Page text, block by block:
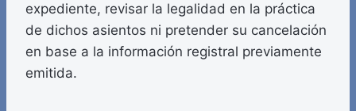
expediente, revisar la legalidad en la práctica
de dichos asientos ni pretender su cancelación
en base a la información registral previamente
emitida.